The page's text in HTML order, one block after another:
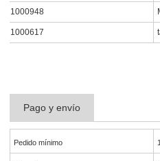
1000948
1000617
Pago y envío
Pedido mínimo